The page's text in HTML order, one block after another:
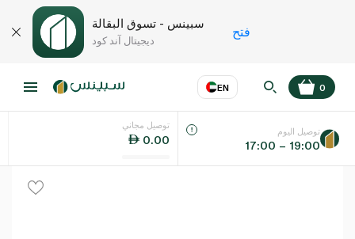
سبينس - تسوق البقالة
ديجيتال آند كود
فتح
EN
اللغة عر
0
توصيل مجاني
0.00
توصيل اليوم
17:00 – 19:00